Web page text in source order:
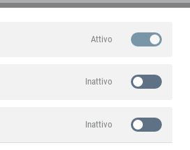
Attivo
Inattivo
Inattivo